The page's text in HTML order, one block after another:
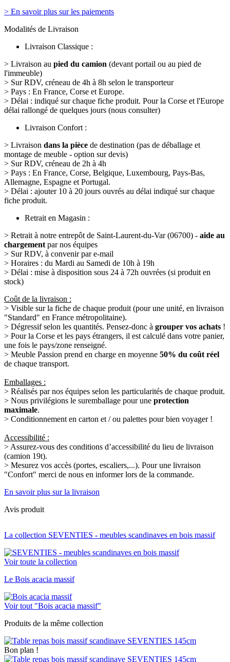
> En savoir plus sur les paiements
Modalités de Livraison
Livraison Classique :
> Livraison au pied du camion (devant portail ou au pied de
l'immeuble)
> Sur RDV, créneau de 4h à 8h selon le transporteur
> Pays : En France, Corse et Europe.
> Délai : indiqué sur chaque fiche produit. Pour la Corse et l'Europe
délai rallongé de quelques jours (nous consulter)
Livraison Confort :
> Livraison dans la pièce de destination (pas de déballage et
montage de meuble - option sur devis)
> Sur RDV, créneau de 2h à 4h
> Pays : En France, Corse, Belgique, Luxembourg, Pays-Bas,
Allemagne, Espagne et Portugal.
> Délai : ajouter 10 à 20 jours ouvrés au délai indiqué sur chaque
fiche produit.
Retrait en Magasin :
> Retrait à notre entrepôt de Saint-Laurent-du-Var (06700) - aide au
chargement par nos équipes
> Sur RDV, à convenir par e-mail
> Horaires : du Mardi au Samedi de 10h à 19h
> Délai : mise à disposition sous 24 à 72h ouvrées (si produit en
stock)
Coût de la livraison :
> Visible sur la fiche de chaque produit (pour une unité, en livraison
"Standard" en France métropolitaine).
> Dégressif selon les quantités. Pensez-donc à grouper vos achats !
> Pour la Corse et les pays étrangers, il est calculé dans votre panier,
une fois le pays/zone renseigné.
> Meuble Passion prend en charge en moyenne 50% du coût réel
de chaque transport.
Emballages :
> Réalisés par nos équipes selon les particularités de chaque produit.
> Nous privilégions le suremballage pour une protection
maximale.
> Conditionnement en carton et / ou palettes pour bien voyager !
Accessibilité :
> Assurez-vous des conditions d’accessibilité du lieu de livraison
(camion 19t).
> Mesurez vos accès (portes, escaliers,...). Pour une livraison
"Confort" merci de nous en informer lors de la commande.
En savoir plus sur la livraison
Avis produit
La collection SEVENTIES - meubles scandinaves en bois massif
Voir toute la collection
Le Bois acacia massif
Voir tout "Bois acacia massif"
Produits de la même collection
Bon plan !